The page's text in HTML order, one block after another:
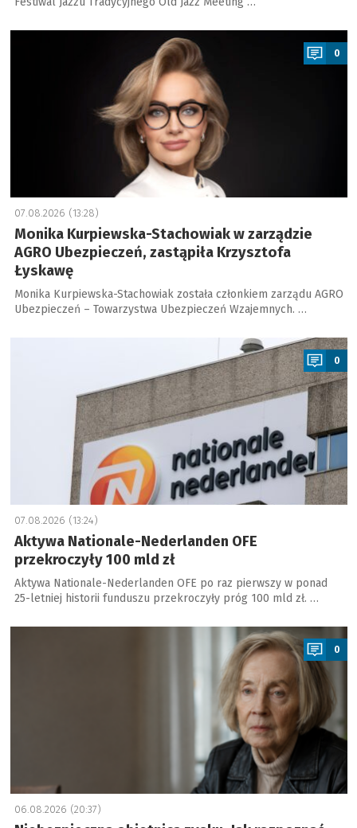
a
0
07.08.2026 (13:28)
Monika Kurpiewska-Stachowiak w zarządzie
AGRO Ubezpieczeń, zastąpiła Krzysztofa
Łyskawę
Monika Kurpiewska-Stachowiak została członkiem zarządu AGRO
Ubezpieczeń – Towarzystwa Ubezpieczeń Wzajemnych. …
0
07.08.2026 (13:24)
Aktywa Nationale-Nederlanden OFE
przekroczyły 100 mld zł
Aktywa Nationale-Nederlanden OFE po raz pierwszy w ponad
25-letniej historii funduszu przekroczyły próg 100 mld zł. …
a
0
06.08.2026 (20:37)